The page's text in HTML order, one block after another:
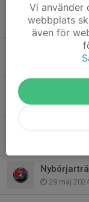
12 dec
27 aug
PROVA-
17 aug
29 maj
Vi använder
webbplats
även för